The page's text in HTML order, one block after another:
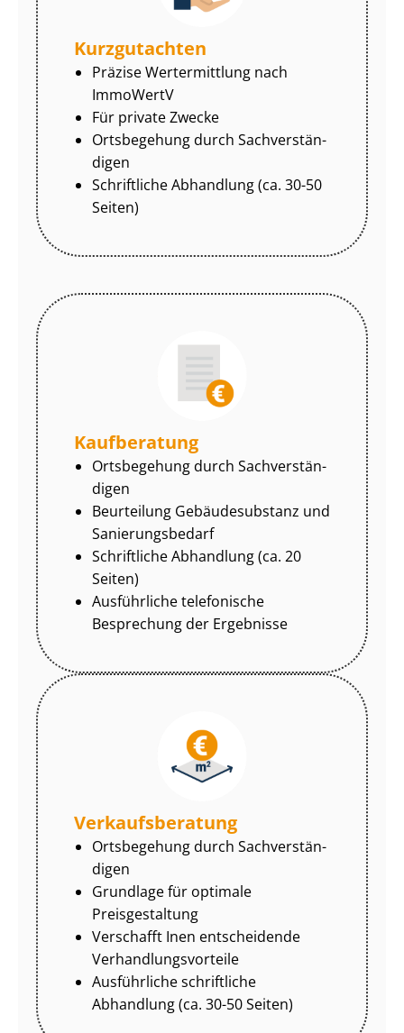
Kurzgutachten
Präzise Wertermittlung nach
ImmoWertV
Für private Zwecke
Ortsbegehung durch Sach­ver­stän­
di­gen
Schriftliche Abhandlung (ca. 30-50
Seiten)
Kaufberatung
Ortsbegehung durch Sach­ver­stän­
di­gen
Beurteilung Gebäudesubstanz und
Sa­nie­rungs­be­darf
Schriftliche Abhandlung (ca. 20
Seiten)
Ausführliche telefonische
Besprechung der Ergebnisse
Ver­kaufs­be­ra­tung
Ortsbegehung durch Sach­ver­stän­
di­gen
Grundlage für optimale
Preisgestaltung
Verschafft Inen entscheidende
Ver­hand­lungs­vor­tei­le
Ausführliche schriftliche
Abhandlung (ca. 30-50 Seiten)